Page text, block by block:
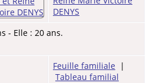
DENYS
- Elle : 20 ans.
Feuille familiale |
Tableau familial